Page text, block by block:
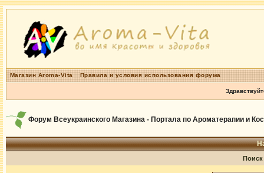
Магазин Aroma-Vita Правила и условия использования форума
Форум Всеукраинского Магазина - Портала по Ароматерапии и